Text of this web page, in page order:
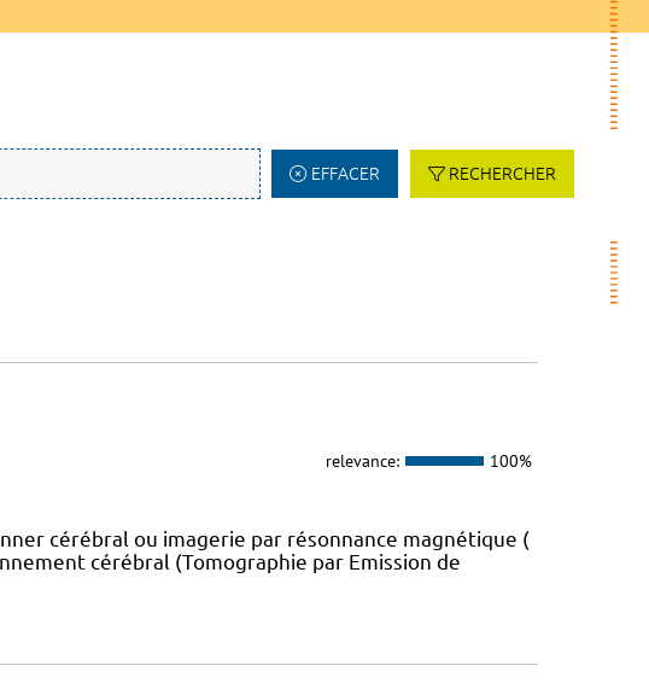
EFFACER RECHERCHER
relevance: 100%
cérébral ou imagerie par résonnance magnétique (
cérébral (Tomographie par Emission de